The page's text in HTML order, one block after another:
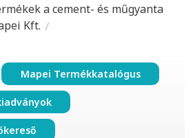
a cement- és műgyanta
Kft.
Mapei Termékkatalógus